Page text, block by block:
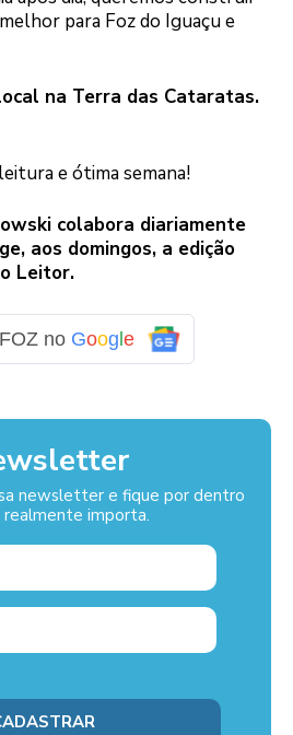
para Foz do Iguaçu e
na Terra das Cataratas.
e ótima semana!
colabora diariamente
aos domingos, a edição
Leitor.
no Google
newsletter e fique por dentro
realmente importa.